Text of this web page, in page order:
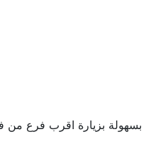
بزيارة اقرب فرع من